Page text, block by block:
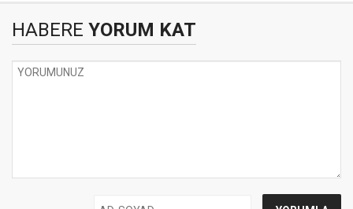
HABERE YORUM KAT